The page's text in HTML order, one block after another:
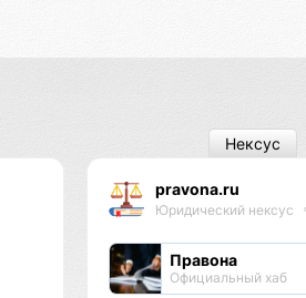
pravona.ru
Юридический нексус
Правона
Официальный хаб
Нексус